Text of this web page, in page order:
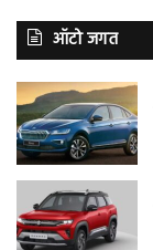
ऑटो जगत